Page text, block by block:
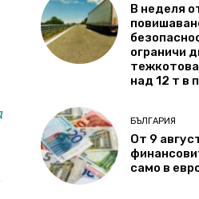
В неделя
ограничи
над 12 т в
БЪЛГАРИЯ
От 9
само в